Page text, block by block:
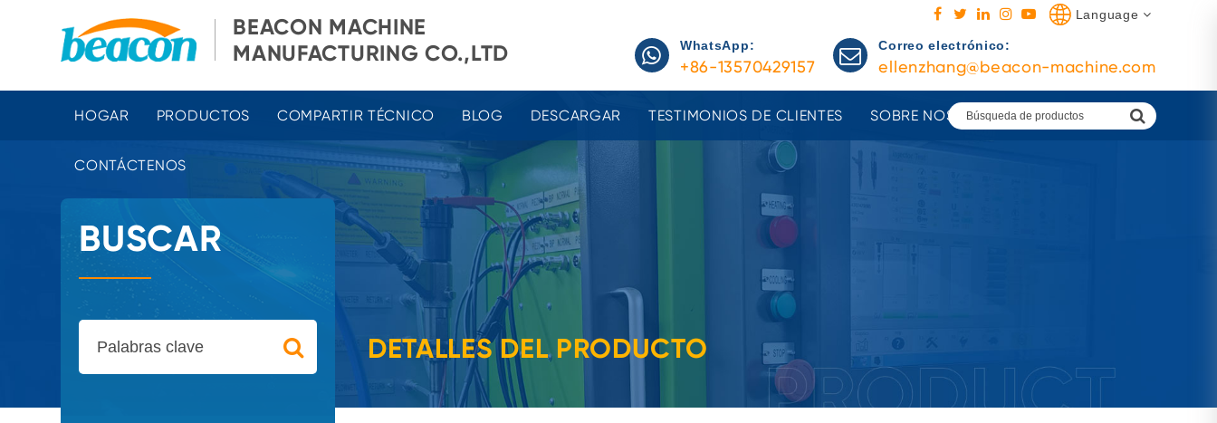
BEACON MACHINE
MANUFACTURING CO.,LTD
Language
WhatsApp:
+86-13570429157
Correo electrónico:
ellenzhang@beacon-machine.com
HOGAR PRODUCTOS COMPARTIR TÉCNICO BLOG DESCARGAR TESTIMONIOS DE CLIENTES SOBRE NOSOTROS AGENTES
CONTÁCTENOS
DETALLES DEL PRODUCTO
BUSCAR